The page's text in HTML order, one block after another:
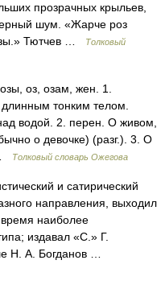
прозрачных крыльев,
шум. «Жарче роз
Тютчев …
Толковый
оз, озам, жен. 1.
тонким телом.
водой. 2. перен. О живом,
о девочке) (разг.). 3. О
Толковый словарь Ожегова
и сатирический
направления, выходил
наиболее
издавал «С.» Г.
Н. А. Богданов …